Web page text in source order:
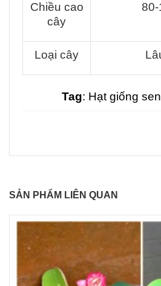
Chiều cao
cây
80-
Loại cây
Tag: Hạt giống
SẢN PHẨM LIÊN QUAN